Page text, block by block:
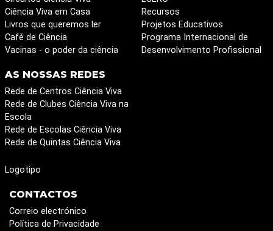
Ciência Viva em Casa
Livros que queremos ler
Café de Ciência
Vacinas - o poder da ciência
Recursos
Projetos Educativos
Programa Internacional de
Desenvolvimento Profissional
AS NOSSAS REDES
Rede de Centros Ciência Viva
Rede de Clubes Ciência Viva na
Escola
Rede de Escolas Ciência Viva
Rede de Quintas Ciência Viva
Logotipo
CONTACTOS
Correio electrónico
Política de Privacidade